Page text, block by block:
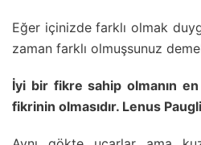
Eğer içinizde farklı olmak
zaman farklı olmuşsunuz
İyi bir fikre sahip olmanın
fikrinin olmasıdır. Lenus